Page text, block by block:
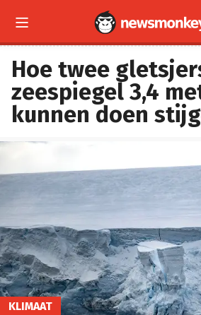

Hoe twee
zeespiegel 3,4
kunnen doen
KLIMAAT